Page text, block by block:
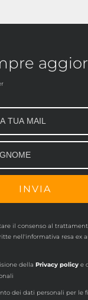
il consenso al
nell'informativa resa ex
dellaPrivacy policy e
dei dati personali per le